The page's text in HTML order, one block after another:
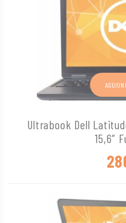
Ultrabook Dell
15,6″